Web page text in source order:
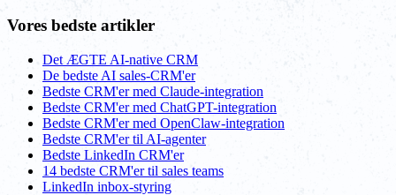
Vores bedste artikler
Det ÆGTE AI-native CRM
De bedste AI sales-CRM'er
Bedste CRM'er med Claude-integration
Bedste CRM'er med ChatGPT-integration
Bedste CRM'er med OpenClaw-integration
Bedste CRM'er til AI-agenter
Bedste LinkedIn CRM'er
14 bedste CRM'er til sales teams
LinkedIn inbox-styring